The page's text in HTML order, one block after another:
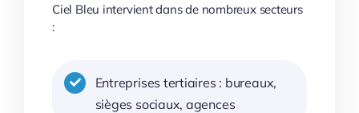
Ciel Bleu intervient dans de nombreux secteurs
:
Entreprises tertiaires : bureaux,
sièges sociaux, agences